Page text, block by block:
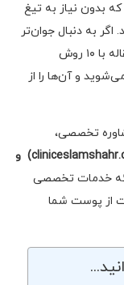
بدون نیاز به تیغ
به دنبال جوان‌تر
شدن بدون دردسرهای جراحی هستید، در این مقاله با ۱۰ روش
و آن‌ها را از
تخصصی،
وب‌سایت‌ کلینیک اسلام‌شهر (cliniceslamshahr.com) و
خدمات تخصصی
از پوست شما